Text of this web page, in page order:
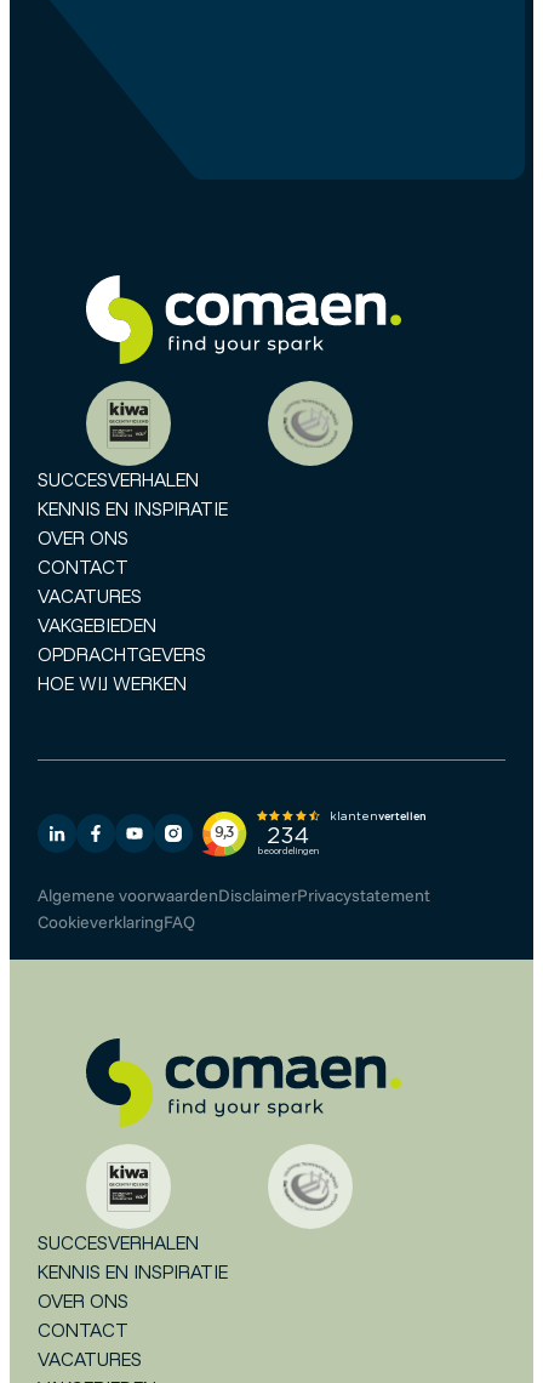
SUCCESVERHALEN
KENNIS EN INSPIRATIE
OVER ONS
CONTACT
VACATURES
VAKGEBIEDEN
OPDRACHTGEVERS
HOE WIJ WERKEN
Algemene voorwaardenDisclaimerPrivacystatement
CookieverklaringFAQ
SUCCESVERHALEN
KENNIS EN INSPIRATIE
OVER ONS
CONTACT
VACATURES